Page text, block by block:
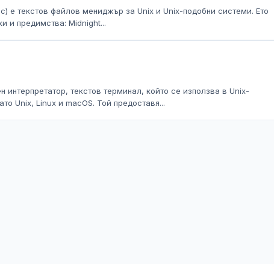
е текстов файлов мениджър за Unix и Unix-подобни системи. Ето
и предимства: Midnight...
интерпретатор, текстов терминал, който се използва в Unix-
Unix, Linux и macOS. Той предоставя...